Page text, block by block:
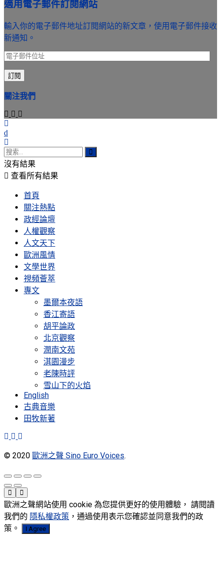
適用電子郵件訂閱網站
輸入你的電子郵件地址訂閱網站的新文章，使用電子郵件接收
新通知。
電
子
郵
件
址
訂閱
關注我們
沒有結果
查看所有結果
首頁
關注熱點
政經論壇
人權觀察
人文天下
歐洲風情
文學世界
視頻薈萃
專文
墨爾本夜語
香江寄語
胡平論政
北京觀察
潤南文苑
淇園漫步
老陳時評
雪山下的火焰
English
古典音樂
田牧新著
© 2020 歐洲之聲 Sino Euro Voices.
歐洲之聲網站使用 cookie 為您提供更好的使用體驗， 請閱讀
我們的 隱私權政策 ，通過使用表示您確認並同意我們的政
策。
I Agree